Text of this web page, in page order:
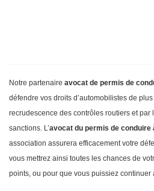
Notre partenaire avocat de permis de
défendre vos droits d’automobilistes de
recrudescence des contrôles routiers et par
sanctions. L’avocat du permis de conduire
association assurera efficacement votre
vous mettrez ainsi toutes les chances de
points, ou pour que vous puissiez continuer